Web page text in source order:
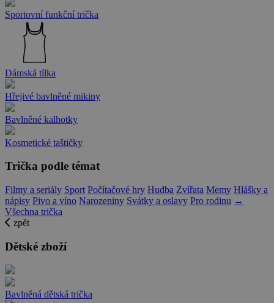
Sportovní funkční trička
Dámská tílka
Hřejivé bavlněné mikiny
Bavlněné kalhotky
Kosmetické taštičky
Trička podle témat
Filmy a seriály Sport Počítačové hry Hudba Zvířata Memy Hlášky a
nápisy Pivo a víno Narozeniny Svátky a oslavy Pro rodinu →
Všechna trička
zpět
Dětské zboží
Bavlněná dětská trička